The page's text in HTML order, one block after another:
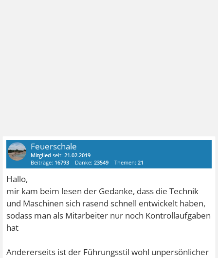
Feuerschale
Mitglied seit:21.02.2019
Beiträge: 16793 Danke:23549 Themen:21
Hallo,
mir kam beim lesen der Gedanke, dass die Technik
und Maschinen sich rasend schnell entwickelt haben,
sodass man als Mitarbeiter nur noch Kontrollaufgaben
hat
Andererseits ist der Führungsstil wohl unpersönlicher